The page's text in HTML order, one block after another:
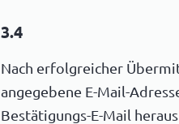
3.4
Nach erfolgreicher
angegebene E-Mail-
Bestätigungs-E-Mail